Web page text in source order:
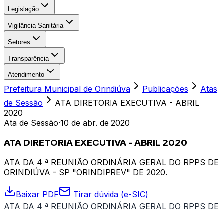
Legislação
Vigilância Sanitária
Setores
Transparência
Atendimento
Prefeitura Municipal de Orindiúva Publicações
Atas
de Sessão
ATA DIRETORIA EXECUTIVA - ABRIL
2020
Ata de Sessão·10 de abr. de 2020
ATA DIRETORIA EXECUTIVA - ABRIL 2020
ATA DA 4 ª REUNIÃO ORDINÁRIA GERAL DO RPPS DE
ORINDIÚVA - SP "ORINDIPREV" DE 2020.
Baixar PDF
Tirar dúvida (e-SIC)
ATA DA 4 ª REUNIÃO ORDINÁRIA GERAL DO RPPS DE